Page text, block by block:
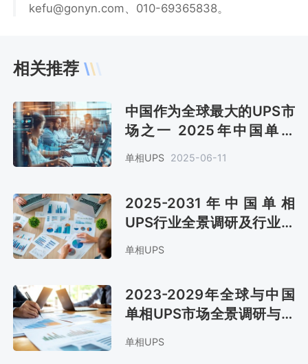
kefu@gonyn.com、010-69365838。
相关推荐
中国作为全球最大的UPS市
场之一 2025年中国单相
UPS市场规模约25.1亿元
[图]
单相UPS 2025-06-11
2025-2031年中国单相
UPS行业全景调研及行业竞
争对手分析报告
单相UPS
2023-2029年全球与中国
单相UPS市场全景调研与战
略咨询报告
单相UPS